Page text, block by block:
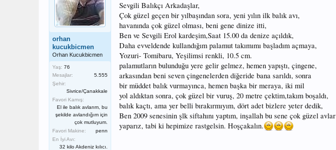
orhan
kucukbicmen
Orhan Kucukbicmen
Yaş: 76
Mesajlar:
5.555
Şehir:
Sivrice/Çanakkale
Favori Kamış:
El ile balık avlarım, bu
şekilde avlandığım için
çok mutluyum.
Favori Makine:
penn
En İyi Avı:
32 kilo Akdeniz kılıcı.
Sevgili Balıkçı Arkadaşlar,
Çok güzel geçen bir yılbaşından sora, yeni yılın ilk balık avı,
havanında çok güzel olması, beni gene dinize itti,
Ben ve Sevgili Erol kardeşim,Saat 15.00 da denize açıldık,
Daha evveldende kullandığım palamut takımımı başladım açmaya,
Yozuri- Tomibaru, Yeşilimsi renkli, 10.5 cm.
palamutların bulunduğu yere gelir gelmez, hemen yapıştı, çingene,
arkasından beni seven çingenelerden diğeride bana sarıldı, sonra
bir müddet balık vurmayınca, hemen başka bir meraya, iki mil
yol aldıktan sonra, çok güzel bir vuruş, 20 metre çektim,takım boşaldı,
balık kaçtı, ama yer belli bırakırmıyım, dört adet bizlere yeter dedik,
Ben 2009 senesinin şlk siftahını yaptım, inşallah bu sene çok güzel avlar
yaparız, tabi ki hepimize rastgelsin. Hoşçakalın.